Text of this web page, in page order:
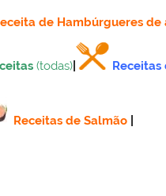
de Hambúrgueres de
(todas)| Receitas
Receitas de Salmão|